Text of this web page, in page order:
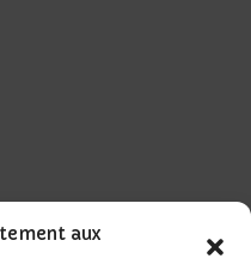
aux